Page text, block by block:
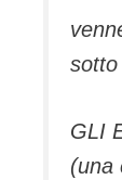
sotto
GLI
(una